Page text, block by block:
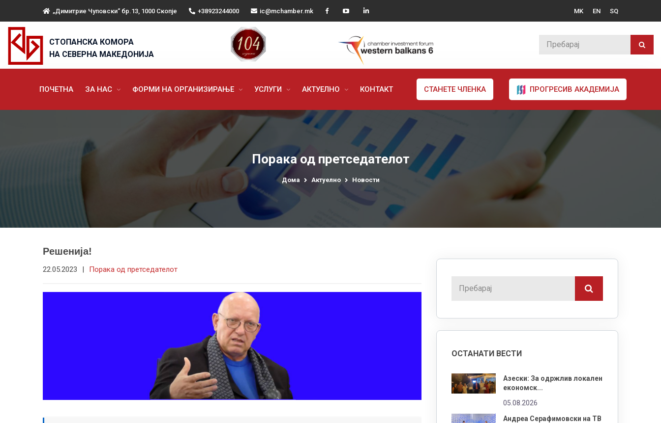
„Димитрие Чуповски“ бр.13, 1000 Скопје +38923244000 ic@mchamber.mk MK EN SQ
СТОПАНСКА КОМОРА
НА СЕВЕРНА МАКЕДОНИЈА
ПОЧЕТНА ЗА НАС ФОРМИ НА ОРГАНИЗИРАЊЕ УСЛУГИ АКТУЕЛНО КОНТАКТ СТАНЕТЕ ЧЛЕНКА ПРОГРЕСИВ АКАДЕМИЈА
Порака од претседателот
Дома Актуелно Новости
Решенија!
22.05.2023 | Порака од претседателот
ОСТАНАТИ ВЕСТИ
Азески: За одржлив локален
економск...
05.08.2026
Андреа Серафимовски на ТВ